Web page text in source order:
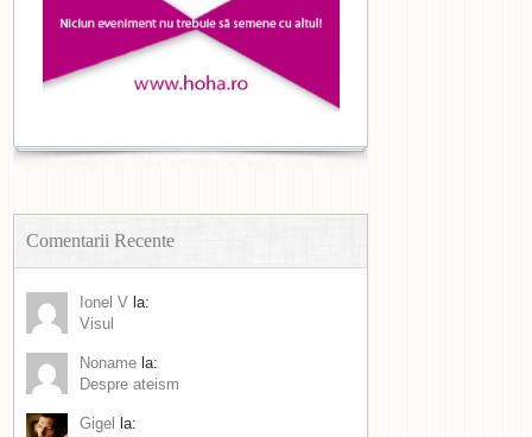
Comentarii Recente
Ionel V la:
Visul
Noname la:
Despre ateism
Gigel
la: